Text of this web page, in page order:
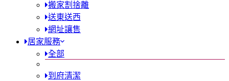
搬家割捨離
送東送西
網址讓售
居家服務
全部
到府清潔